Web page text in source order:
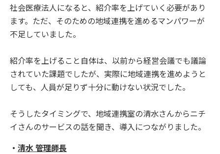
社会医療法人になると、紹介率を上げていく必要があり
ます。ただ、そのための地域連携を進めるマンパワーが
不足していました。
紹介率を上げること自体は、以前から経営会議でも議論
されていた課題でしたが、実際に地域連携を進めようと
しても、人員が足りず十分に動けない状況でした。
そうしたタイミングで、地域連携室の清水さんからニチ
イさんのサービスの話を聞き、導入につながりました。
・ 清水 管理師長